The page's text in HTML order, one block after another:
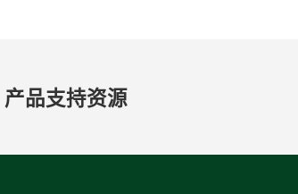
产品​支持​资源